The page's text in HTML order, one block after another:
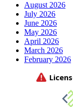
August 2026
July 2026
June 2026
May 2026
April 2026
March 2026
February 2026